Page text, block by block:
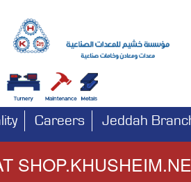
Careers Jeddah